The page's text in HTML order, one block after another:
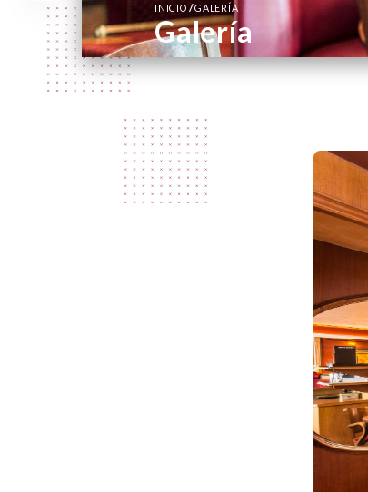
INICIO/GALERÍA
Galería